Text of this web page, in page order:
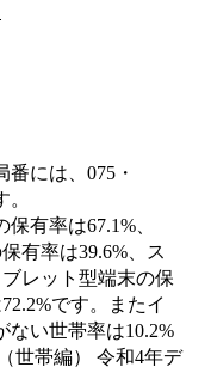
には、075・
有率は67.1%、
有率は39.6%、ス
レット型端末の保
です。またイ
ない世帯率は10.2%
世帯編） 令和4年デ